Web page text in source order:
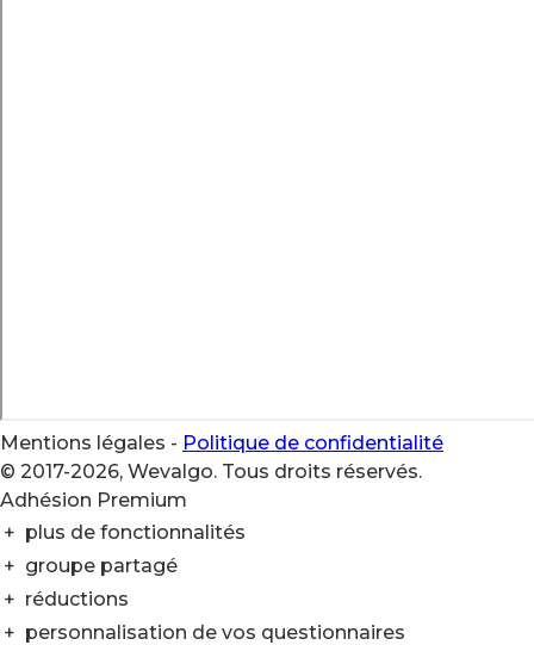
Mentions légales - Politique de confidentialité
© 2017-2026, Wevalgo. Tous droits réservés.
Adhésion Premium
+ plus de fonctionnalités
+ groupe partagé
+ réductions
+ personnalisation de vos questionnaires